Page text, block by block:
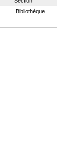
Bibliothèque